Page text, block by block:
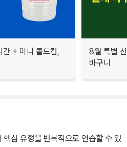
간 + 미니 콜드컵,
8월 특별
바구니
심 유형을 반복적으로 연습할 수 있